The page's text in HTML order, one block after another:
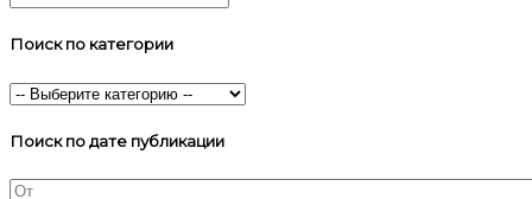
Поиск по категории
Поиск по дате публикации